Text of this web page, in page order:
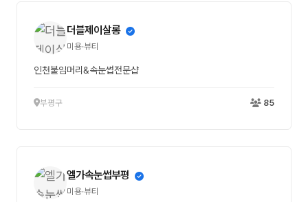
더블제이살롱
미용·뷰티
인천붙임머리&속눈썹전문샵
부평구 85
엘가속눈썹부평
미용·뷰티